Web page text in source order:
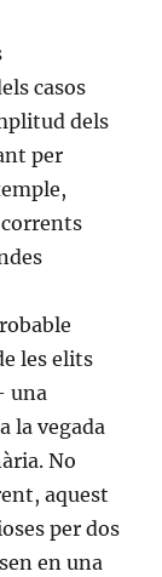
casos
dels
per
les elits
una
la vegada
No
aquest
per dos
en una